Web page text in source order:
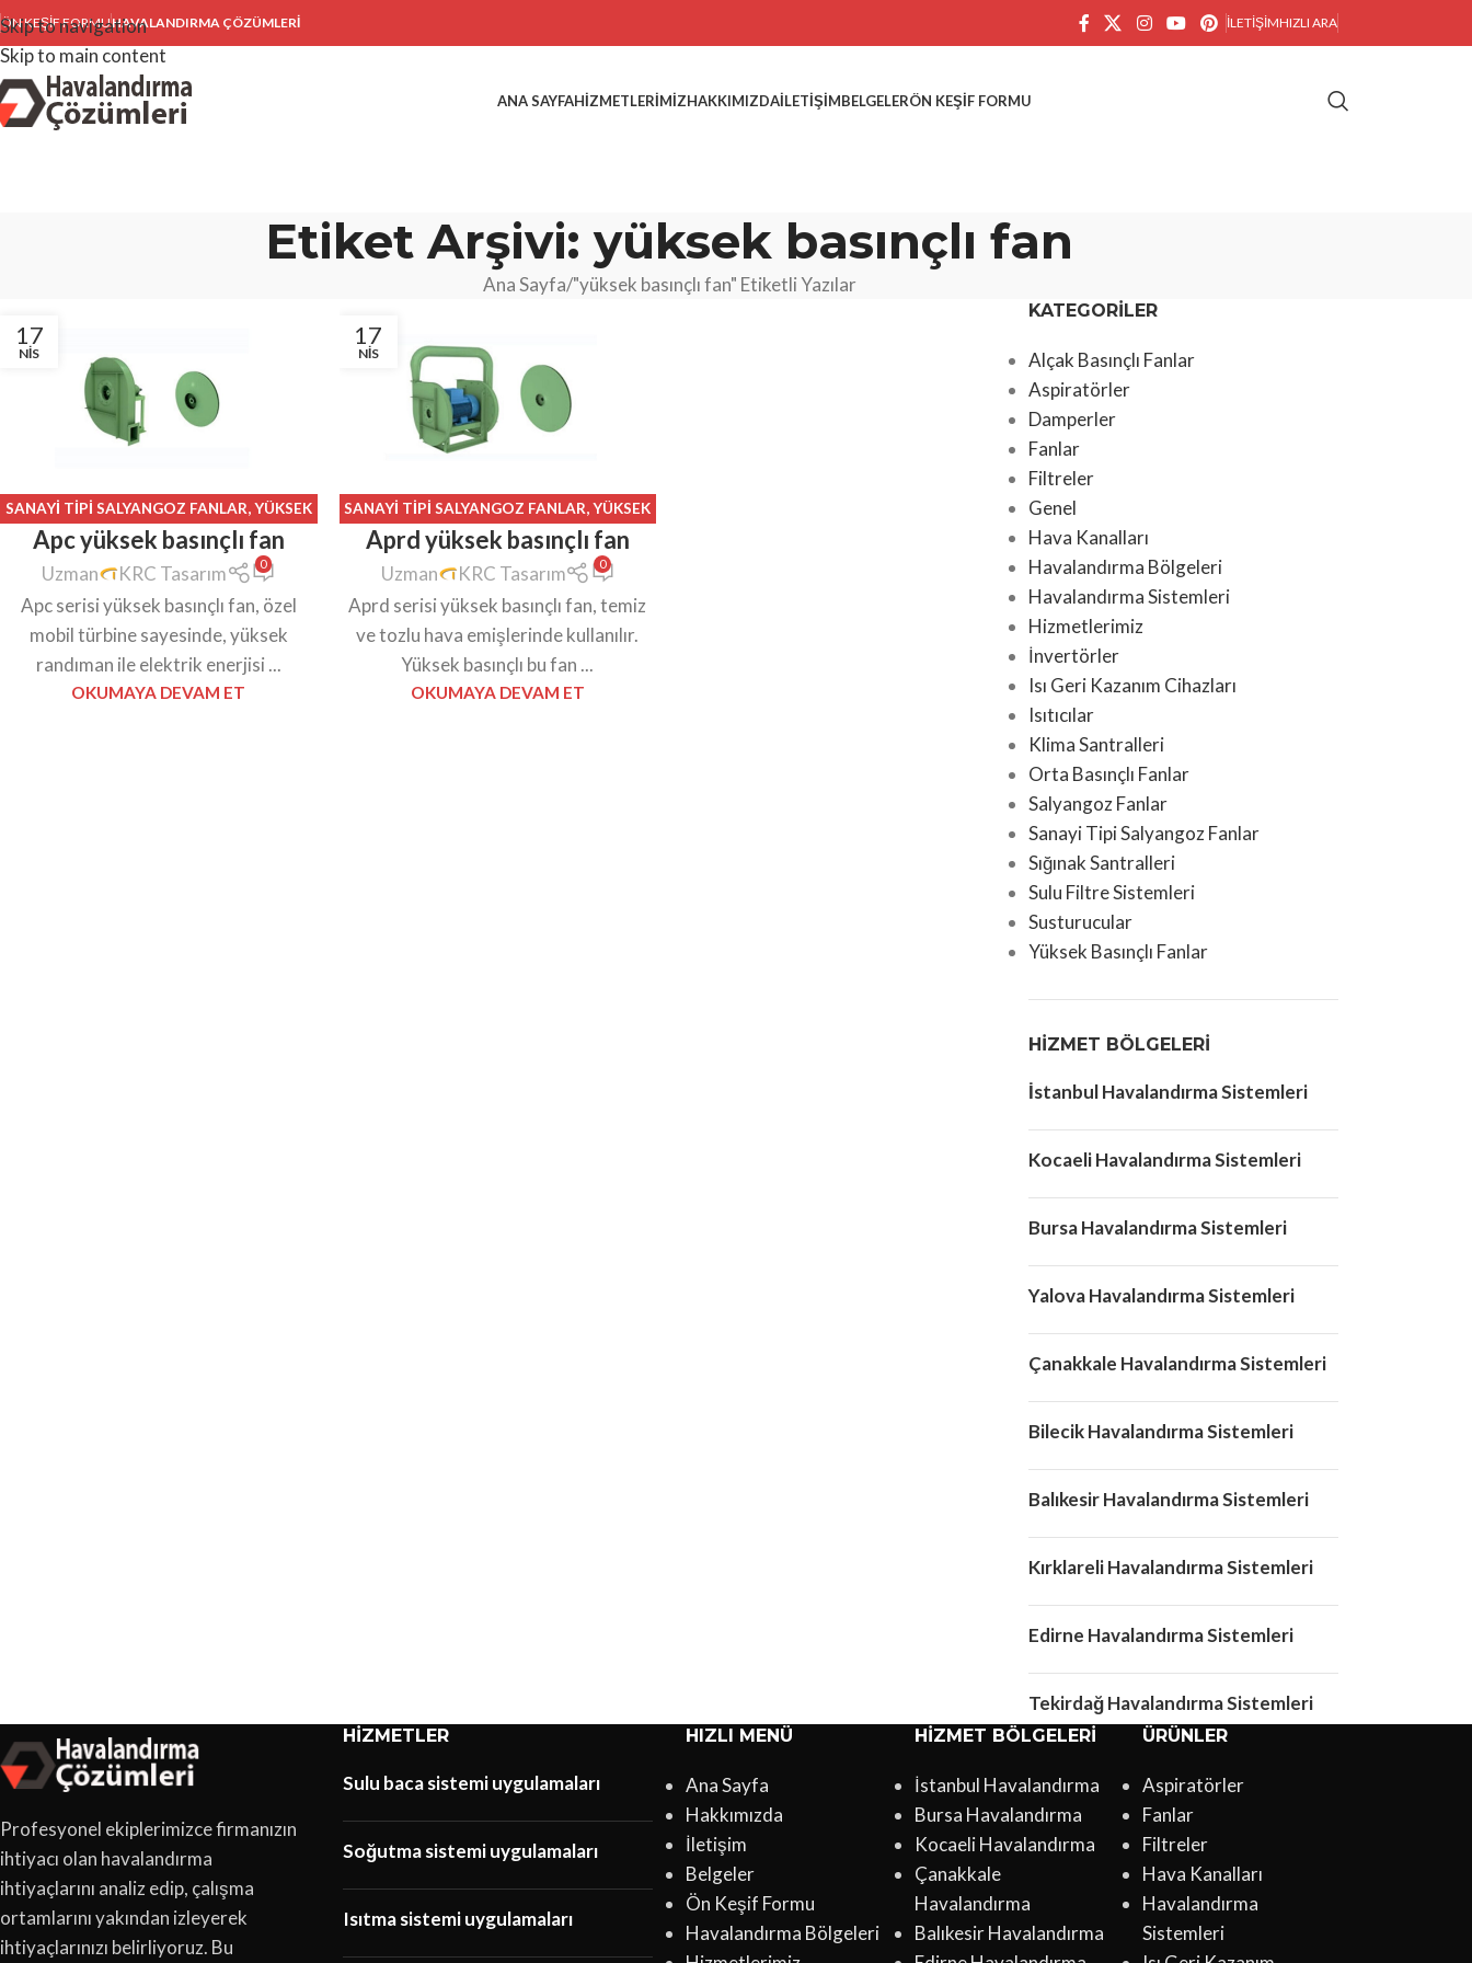
Skip to navigation
Skip to main content
ÖN KEŞIF FORMUHAVALANDIRMA ÇÖZÜMLERİ İLETIŞIMHIZLI ARA
ANA SAYFAHIZMETLERIMIZHAKKIMIZDAİLETIŞIMBELGELERÖN KEŞIF FORMU
Etiket Arşivi: yüksek basınçlı fan
Ana Sayfa "yüksek basınçlı fan" Etiketli Yazılar
17
NIS
SANAYI TIPI SALYANGOZ FANLAR,YÜKSEK
BASINÇLI FANLAR
Apc yüksek basınçlı fan
Uzman KRC Tasarım 0
Apc serisi yüksek basınçlı fan, özel
mobil türbine sayesinde, yüksek
randıman ile elektrik enerjisi ...
OKUMAYA DEVAM ET
17
NIS
SANAYI TIPI SALYANGOZ FANLAR,YÜKSEK
BASINÇLI FANLAR
Aprd yüksek basınçlı fan
Uzman KRC Tasarım 0
Aprd serisi yüksek basınçlı fan, temiz
ve tozlu hava emişlerinde kullanılır.
Yüksek basınçlı bu fan ...
OKUMAYA DEVAM ET
KATEGORILER
Alçak Basınçlı Fanlar
Aspiratörler
Damperler
Fanlar
Filtreler
Genel
Hava Kanalları
Havalandırma Bölgeleri
Havalandırma Sistemleri
Hizmetlerimiz
İnvertörler
Isı Geri Kazanım Cihazları
Isıtıcılar
Klima Santralleri
Orta Basınçlı Fanlar
Salyangoz Fanlar
Sanayi Tipi Salyangoz Fanlar
Sığınak Santralleri
Sulu Filtre Sistemleri
Susturucular
Yüksek Basınçlı Fanlar
HIZMET BÖLGELERI
İstanbul Havalandırma Sistemleri
Kocaeli Havalandırma Sistemleri
Bursa Havalandırma Sistemleri
Yalova Havalandırma Sistemleri
Çanakkale Havalandırma Sistemleri
Bilecik Havalandırma Sistemleri
Balıkesir Havalandırma Sistemleri
Kırklareli Havalandırma Sistemleri
Edirne Havalandırma Sistemleri
Tekirdağ Havalandırma Sistemleri
Profesyonel ekiplerimizce firmanızın
ihtiyacı olan havalandırma
ihtiyaçlarını analiz edip, çalışma
ortamlarını yakından izleyerek
ihtiyaçlarınızı belirliyoruz. Bu
HIZMETLER
Sulu baca sistemi uygulamaları
Soğutma sistemi uygulamaları
Isıtma sistemi uygulamaları
HIZLI MENÜ
Ana Sayfa
Hakkımızda
İletişim
Belgeler
Ön Keşif Formu
Havalandırma Bölgeleri
HIZMET BÖLGELERI
İstanbul Havalandırma
Bursa Havalandırma
Kocaeli Havalandırma
Çanakkale
Havalandırma
Balıkesir Havalandırma
ÜRÜNLER
Aspiratörler
Fanlar
Filtreler
Hava Kanalları
Havalandırma
Sistemleri